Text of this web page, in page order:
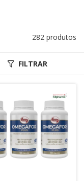
282 produtos
FILTRAR